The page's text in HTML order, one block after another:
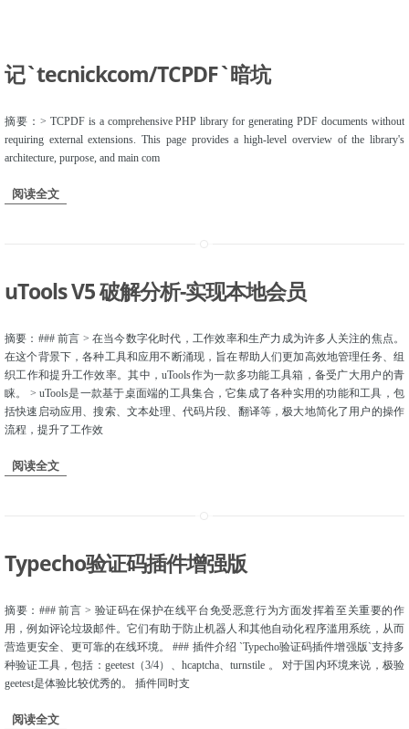
记`tecnickcom/TCPDF`暗坑
摘要：> TCPDF is a comprehensive PHP library for generating PDF documents without
requiring external extensions. This page provides a high-level overview of the library's
architecture, purpose, and main com
阅读全文
uTools V5 破解分析-实现本地会员
摘要：### 前言 > 在当今数字化时代，工作效率和生产力成为许多人关注的焦点。
在这个背景下，各种工具和应用不断涌现，旨在帮助人们更加高效地管理任务、组
织工作和提升工作效率。其中，uTools作为一款多功能工具箱，备受广大用户的青
睐。 > uTools是一款基于桌面端的工具集合，它集成了各种实用的功能和工具，包
括快速启动应用、搜索、文本处理、代码片段、翻译等，极大地简化了用户的操作
流程，提升了工作效
阅读全文
Typecho验证码插件增强版
摘要：### 前言 > 验证码在保护在线平台免受恶意行为方面发挥着至关重要的作
用，例如评论垃圾邮件。它们有助于防止机器人和其他自动化程序滥用系统，从而
营造更安全、更可靠的在线环境。 ### 插件介绍 `Typecho验证码插件增强版`支持多
种验证工具，包括：geetest（3/4）、hcaptcha、turnstile 。 对于国内环境来说，极验
geetest是体验比较优秀的。 插件同时支
阅读全文